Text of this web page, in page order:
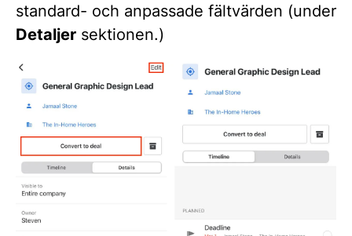
standard- och anpassade fältvärden (under
Detaljer sektionen.)